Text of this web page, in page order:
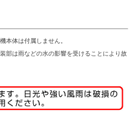
本体は付属しません。
部は雨などの水の影響を受けることにより故